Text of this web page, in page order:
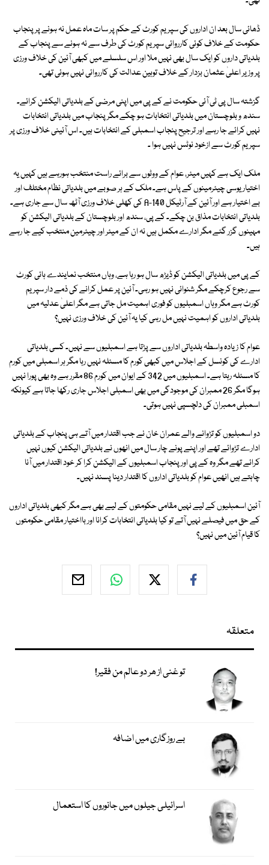
ڈھائی سال بعد ان اداروں کی سپریم کورٹ کے حکم پر سات ماہ عمل نہ ہونے پر پنجاب
حکومت کے خلاف کوئی کارروائی سپریم کورٹ کی طرف سے نہ ہونے سے پنجاب کے
بلدیاتی داروں کو ایک سال بھی نہیں ملا اور اس سلسلے میں کبھی آئین کی خلاف ورزی
پر وزیر اعلیٰ عثمان بزدار کے خلاف توہین عدالت کی کارروائی نہیں ہوئی تھی۔
گزشتہ سال پی ٹی آئی حکومت نے کے پی میں اپنی مرضی کے بلدیاتی الیکشن کرائے۔
سندھ و بلوچستان میں بلدیاتی انتخابات ہو چکے مگر پنجاب میں بلدیاتی انتخابات
نہیں کرائے جا رہے اور ترجیح پنجاب اسمبلی کے انتخابات ہیں۔ اس آئینی خلاف ورزی پر
سپریم کورٹ سے ازخود نوٹس نہیں ہوا ۔
ملک ایک ہے کہیں میئر، عوام کے ووٹوں سے برائے راست منتخب ہورہے ہیں کہیں یہ
اختیار یوسی چیئرمینوں کے پاس ہے۔ ملک کے ہر صوبے میں بلدیاتی نظام مختلف اور
بے اختیار ہے اور آئین کے آرٹیکل 140-A کی کھلی خلاف ورزی آٹھ سال سے جاری ہے۔
بلدیاتی انتخابات مذاق بن چکے۔ کے پی، سندھ اور بلوچستان کے بلدیاتی الیکشن کو
مہینوں گزر گئے مگر ادارے مکمل ہیں نہ ان کے میئر اور چیئرمین منتخب کیے جا رہے
ہیں۔
کے پی میں بلدیاتی الیکشن کو ڈیڑھ سال ہو رہا ہے، وہاں منتخب نمایندے ہائی کورٹ
سے رجوع کرچکے مگر شنوائی نہیں ہو رہی۔ آئین پر عمل کرانے کی ذمے دار سپریم
کورٹ ہے مگر وہاں اسمبلیوں کو فوری اہمیت مل جاتی ہے مگر اعلیٰ عدلیہ میں
بلدیاتی اداروں کو اہمیت نہیں مل رہی کیا یہ آئین کی خلاف ورزی نہیں؟
عوام کا زیادہ واسطہ بلدیاتی اداروں سے پڑتا ہے اسمبلیوں سے نہیں۔ کسی بلدیاتی
ادارے کی کونسل کے اجلاس میں کبھی کورم کا مسئلہ نہیں رہا مگر ہر اسمبلی میں کورم
کا مسئلہ رہتا ہے۔ اسمبلیوں میں 342 کے ایوان میں کورم 86 مقرر ہے وہ بھی پورا نہیں
ہوگا مگر 26 ممبران کی موجودگی میں بھی اسمبلی اجلاس جاری رکھا جاتا ہے کیونکہ
اسمبلی ممبران کی دلچسپی نہیں ہوتی۔
دو اسمبلیوں کو تڑوانے والے عمران خان نے جب اقتدار میں آتے ہی پنجاب کے بلدیاتی
ادارے تڑوائے تھے اور اپنے پونے چار سال میں انھوں نے بلدیاتی الیکشن کیوں نہیں
کرائے تھے مگر وہ کے پی اور پنجاب اسمبلیوں کے الیکشن کرا کر خود اقتدار میں آنا
چاہتے ہیں انھیں عوام کو بلدیاتی اداروں کا اقتدار دینا پسند نہیں۔
آئین اسمبلیوں کے لیے نہیں مقامی حکومتوں کے لیے بھی ہے مگر کبھی بلدیاتی اداروں
کے حق میں فیصلے نہیں آتے تو کیا بلدیاتی انتخابات کرانا اور بااختیار مقامی حکومتوں
کا قیام آئین میں نہیں؟
متعلقہ
تو غنی از ھر دو عالم من فقیر!
بے روزگاری میں اضافہ
اسرائیلی جیلوں میں جانوروں کا استعمال